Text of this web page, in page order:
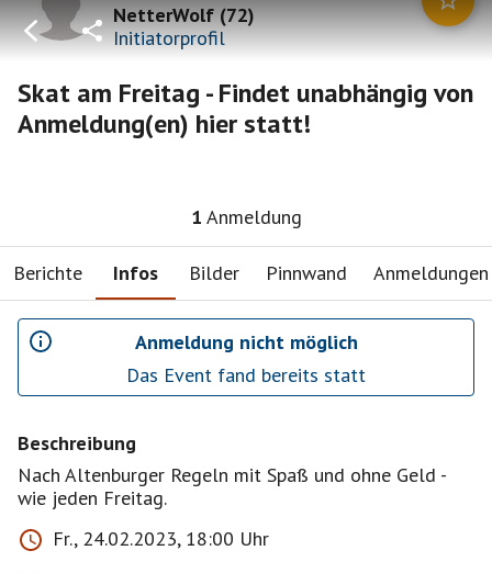
NetterWolf(72)
Initiatorprofil
Skat am Freitag - Findet unabhängig von
Anmeldung(en) hier statt!
1 Anmeldung
Berichte Infos Bilder Pinnwand Anmeldungen
Anmeldung nicht möglich
Das Event fand bereits statt
Beschreibung
Nach Altenburger Regeln mit Spaß und ohne Geld -
wie jeden Freitag.
Fr., 24.02.2023, 18:00 Uhr